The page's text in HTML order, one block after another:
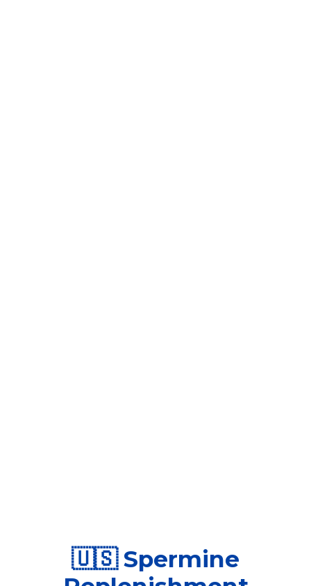
🇺🇸 Spermine